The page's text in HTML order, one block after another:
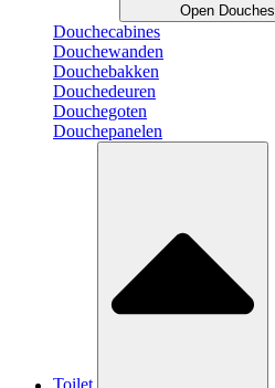
Open Douches
Douchecabines
Douchewanden
Douchebakken
Douchedeuren
Douchegoten
Douchepanelen